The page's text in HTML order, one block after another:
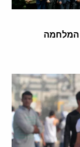
המלחמה